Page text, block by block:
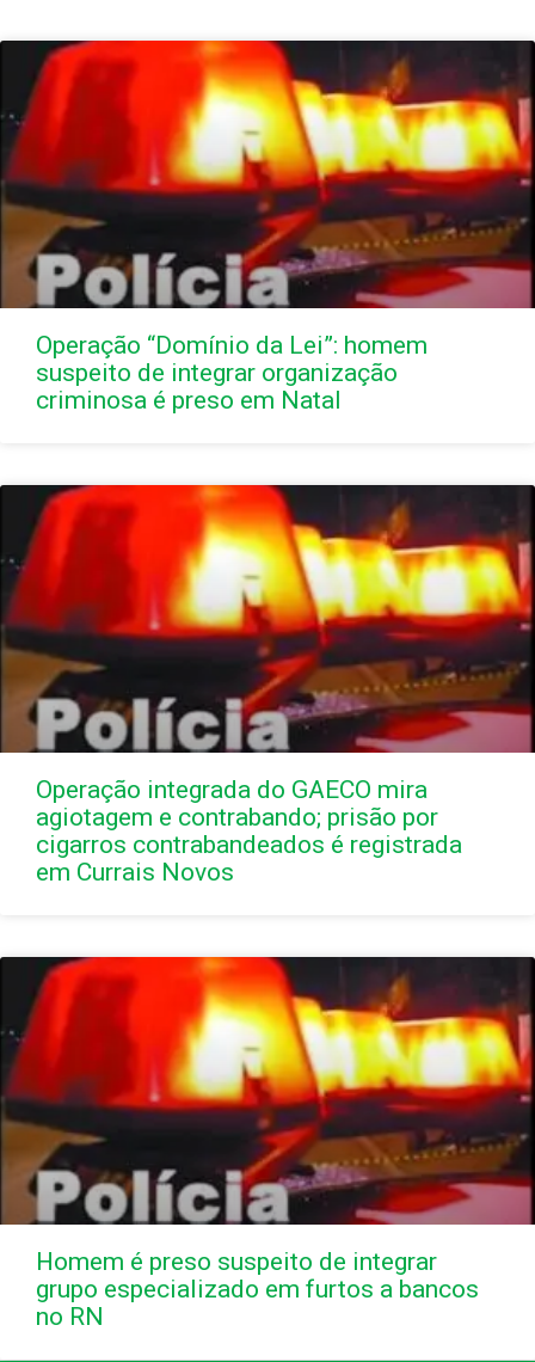
Operação “Domínio da Lei”: homem
suspeito de integrar organização
criminosa é preso em Natal
Operação integrada do GAECO mira
agiotagem e contrabando; prisão por
cigarros contrabandeados é registrada
em Currais Novos
Homem é preso suspeito de integrar
grupo especializado em furtos a bancos
no RN